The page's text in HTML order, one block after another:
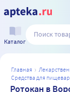
Каталог
главная
средства для
Ротокан в